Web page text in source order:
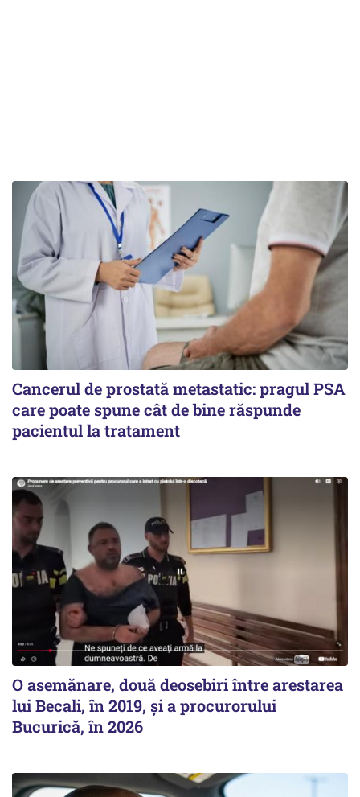
Cancerul de prostată metastatic: pragul PSA
care poate spune cât de bine răspunde
pacientul la tratament
O asemănare, două deosebiri între arestarea
lui Becali, în 2019, și a procurorului
Bucurică, în 2026